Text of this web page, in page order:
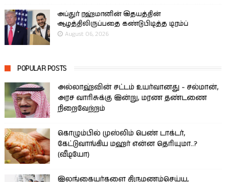
அப்துர் ரஹ்மானின் இதயத்தின்
ஆழத்திலிருப்பதை கண்டுபிடித்த டிரம்ப்
August 06, 2026
POPULAR POSTS
அல்லாஹ்வின் சட்டம் உயர்வானது - சல்மான்,
அரச வாரிசுக்கு இன்று, மரண தண்டணை
நிறைவேற்றம்
கொழும்பில் முஸ்லிம் பெண் டாக்டர்,
கேட்டுவாங்கிய மஹர் என்ன தெரியுமா..?
(வீடியோ)
இலங்கையர்களை திருமணம்செய்ய,